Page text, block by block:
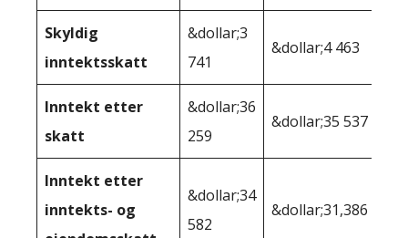
Skyldig
inntektsskatt
&dollar;3
741
&dollar;4 463
Inntekt etter
skatt
&dollar;36
259
&dollar;35 537
Inntekt etter
inntekts- og
&dollar;34
582
&dollar;31,386